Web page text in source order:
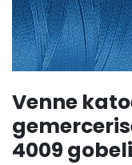
Venne
4009